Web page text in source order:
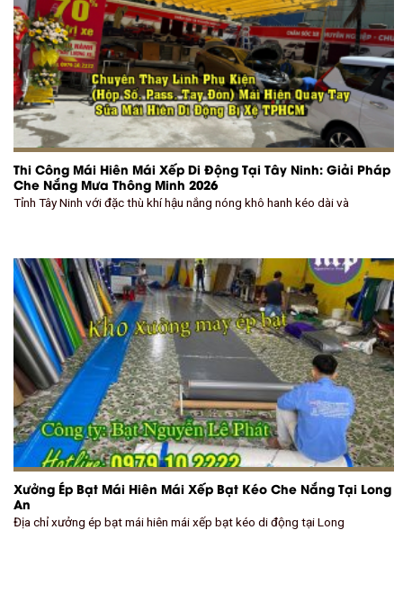
Thi Công Mái Hiên Mái Xếp Di Động Tại Tây Ninh: Giải Pháp
Che Nắng Mưa Thông Minh 2026
Tỉnh Tây Ninh với đặc thù khí hậu nắng nóng khô hanh kéo dài và
Xưởng Ép Bạt Mái Hiên Mái Xếp Bạt Kéo Che Nắng Tại Long
An
Địa chỉ xưởng ép bạt mái hiên mái xếp bạt kéo di động tại Long